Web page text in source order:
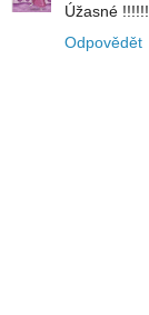
Úžasné
Odpovědět